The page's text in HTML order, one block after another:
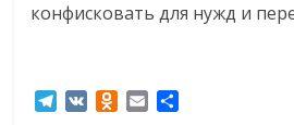
конфисковать для нужд и
T
O